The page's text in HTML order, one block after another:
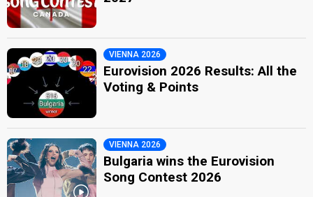
VIENNA 2026
Eurovision 2026 Results: All the
Voting & Points
VIENNA 2026
Bulgaria wins the Eurovision
Song Contest 2026